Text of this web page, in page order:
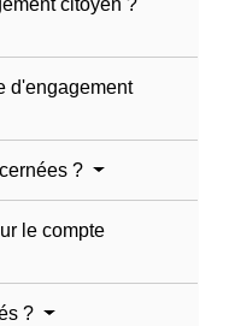
citoyen ?
d'engagement
?
le compte
?